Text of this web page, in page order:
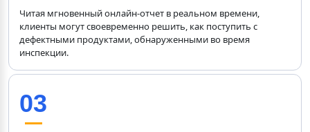
Читая мгновенный онлайн-отчет в реальном времени,
клиенты могут своевременно решить, как поступить с
дефектными продуктами, обнаруженными во время
инспекции.
03